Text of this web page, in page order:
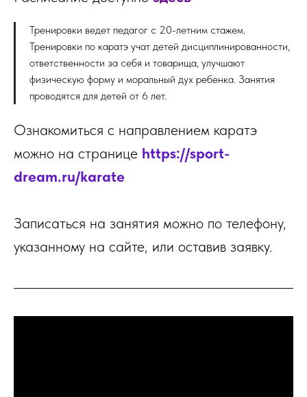
Тренировки ведет педагог с 20-летним стажем.
Тренировки по каратэ учат детей дисциплинированности,
ответственности за себя и товарища, улучшают
физическую форму и моральный дух ребенка. Занятия
проводятся для детей от 6 лет.
Ознакомиться с направлением каратэ
можно на странице https://sport-
dream.ru/karate
Записаться на занятия можно по телефону,
указанному на сайте, или оставив заявку.